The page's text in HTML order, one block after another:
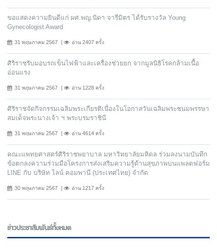
ขอแสดงความยินดีแก่ ผศ.พญ.นิดา จารีมิตร ได้รับรางวัล Young
Gynecologist Award
31 พฤษภาคม 2567 อ่าน 2407 ครั้ง
ศิริราชรับมอบรถเข็นไฟฟ้าและเครื่องช่วยยก จากมูลนิธิโรคกล้ามเนื้อ
อ่อนแรง
31 พฤษภาคม 2567 อ่าน 1228 ครั้ง
ศิริราชจัดกิจกรรมเฉลิมพระเกียรติเนื่องในโอกาสวันเฉลิมพระชนมพรรษา
สมเด็จพระนางเจ้า ฯ พระบรมราชินี
31 พฤษภาคม 2567 อ่าน 4614 ครั้ง
คณะแพทยศาสตร์ศิริราชพยาบาล มหาวิทยาลัยมหิดล ร่วมลงนามบันทึก
ข้อตกลงความร่วมมือโครงการส่งเสริมความรู้ด้านสุขภาพบนแพลตฟอร์ม
LINE กับ บริษัท ไลน์ คอมพานี (ประเทศไทย) จํากัด
30 พฤษภาคม 2567 อ่าน 1217 ครั้ง
ข่าวประชาสัมพันธ์ทั้งหมด